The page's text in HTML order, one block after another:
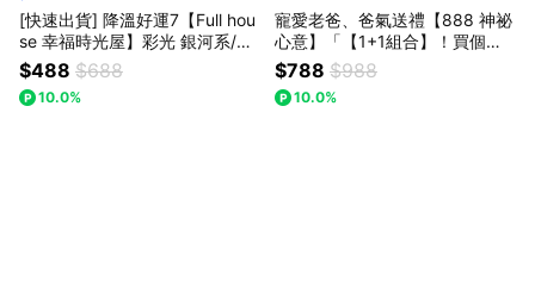
[快速出貨] 降溫好運7【Full hou
se 幸福時光屋】彩光 銀河系/宇
宙小夜燈/USB燈座/發光水晶球
小夜燈-耶誕節！畢業季-/畢業禮
物
$488 $688
10.0%
寵愛老爸、爸氣送禮【888 神祕
心意】「【1+1組合】！買個招
財貓財富自由，再送卡皮巴拉穩
情緒。」 【Full house 幸福時光
屋】(預購) /耶誕禮物/聖誕禮物/
$788 $988
10.0%